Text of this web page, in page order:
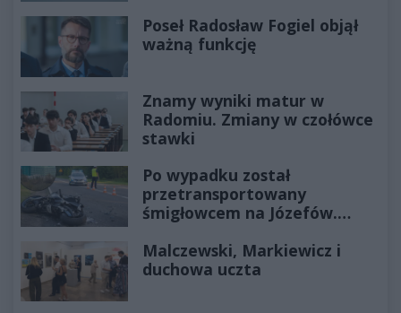
Poseł Radosław Fogiel objął
ważną funkcję
Znamy wyniki matur w
Radomiu. Zmiany w czołówce
stawki
Po wypadku został
przetransportowany
śmigłowcem na Józefów.
Malczewski, Markiewicz i
duchowa uczta